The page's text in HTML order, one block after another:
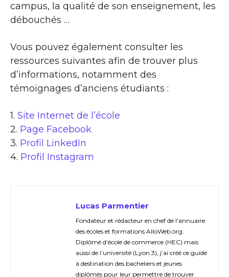
campus, la qualité de son enseignement, les
débouchés …
Vous pouvez également consulter les
ressources suivantes afin de trouver plus
d’informations, notamment des
témoignages d’anciens étudiants :
1. Site Internet de l’école
2. Page Facebook
3. Profil LinkedIn
4. Profil Instagram
Lucas Parmentier
Fondateur et rédacteur en chef de l'annuaire
des écoles et formations AlloWeb.org.
Diplômé d’école de commerce (HEC) mais
aussi de l’université (Lyon 3), j’ai créé ce guide
à destination des bacheliers et jeunes
diplômés pour leur permettre de trouver